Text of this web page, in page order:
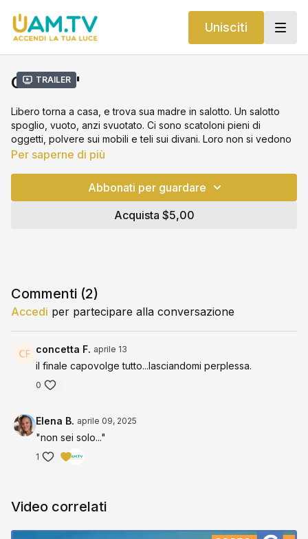
Unisciti
Trailer
Ciao Ma'
Libero torna a casa, e trova sua madre in salotto. Un salotto
spoglio, vuoto, anzi svuotato. Ci sono scatoloni pieni di
oggetti, polvere sui mobili e teli sui divani. Loro non si vedono
né si sentono da tanto tempo. Libero coglierà l’occasione per
Per saperne di più
Abbonati per guardare
Acquista $5,00
Commenti (2)
Accedi per partecipare alla conversazione
concetta F. aprile 13
il finale capovolge tutto...lasciandomi perplessa.
0
Elena B. aprile 09, 2025
"non sei solo..."
1
Video correlati